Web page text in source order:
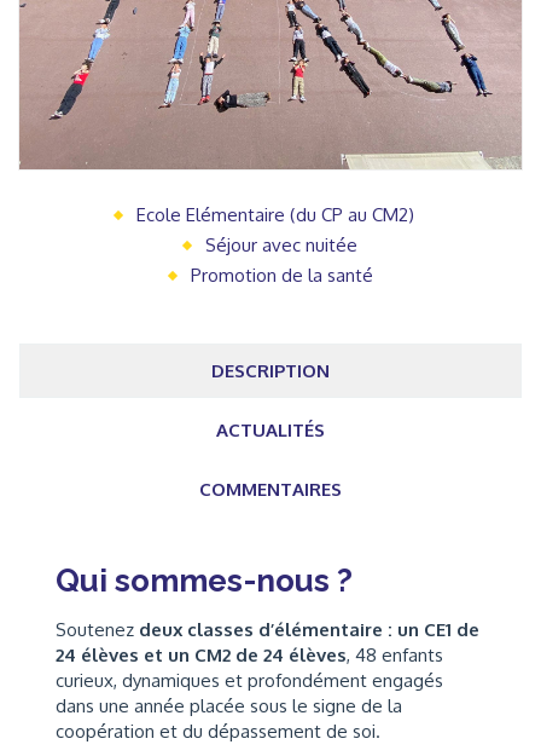
Ecole Elémentaire (du CP au CM2)
Séjour avec nuitée
Promotion de la santé
DESCRIPTION
ACTUALITÉS
COMMENTAIRES
Qui sommes-nous ?
Soutenez deux classes d’élémentaire : un CE1 de
24 élèves et un CM2 de 24 élèves, 48 enfants
curieux, dynamiques et profondément engagés
dans une année placée sous le signe de la
coopération et du dépassement de soi.